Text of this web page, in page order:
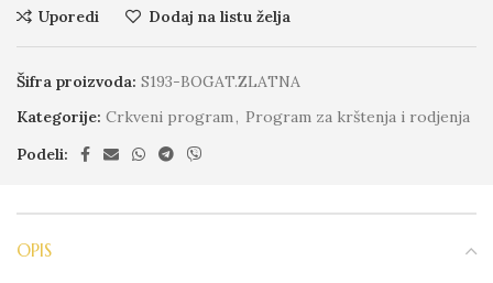
Uporedi Dodaj na listu želja
Šifra proizvoda: S193-BOGAT.ZLATNA
Kategorije: Crkveni program, Program za krštenja i rodjenja
Podeli:
OPIS